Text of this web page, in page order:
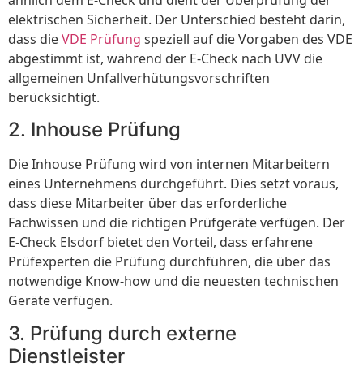
elektrischen Sicherheit. Der Unterschied besteht darin,
dass dieVDE Prüfung speziell auf die Vorgaben des VDE
abgestimmt ist, während der E-Check nach UVV die
allgemeinen Unfallverhütungsvorschriften
berücksichtigt.
2. Inhouse Prüfung
Die Inhouse Prüfung wird von internen Mitarbeitern
eines Unternehmens durchgeführt. Dies setzt voraus,
dass diese Mitarbeiter über das erforderliche
Fachwissen und die richtigen Prüfgeräte verfügen. Der
E-Check Elsdorf bietet den Vorteil, dass erfahrene
Prüfexperten die Prüfung durchführen, die über das
notwendige Know-how und die neuesten technischen
Geräte verfügen.
3. Prüfung durch externe
Dienstleister